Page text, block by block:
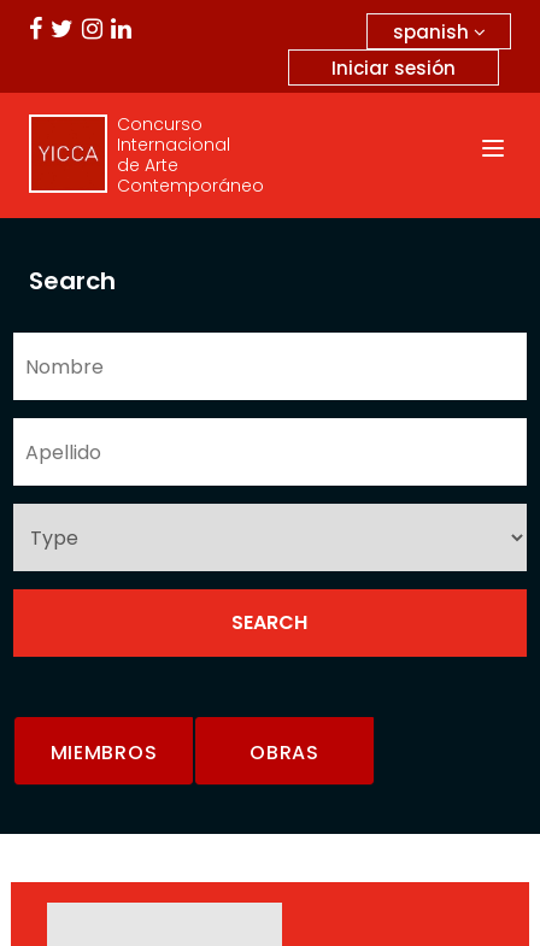
spanish
Iniciar sesión
Concurso
Internacional
de Arte
Contemporáneo
Search
MIEMBROS OBRAS